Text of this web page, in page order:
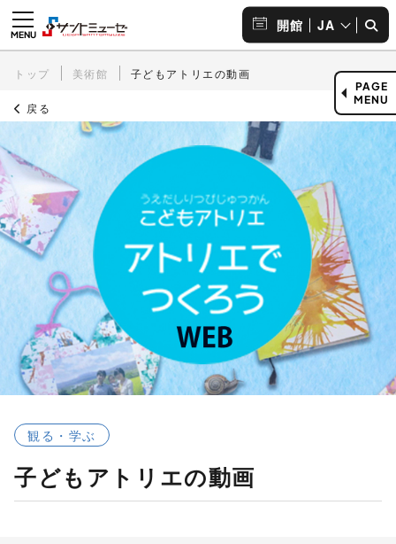
開館 JA
トップ 美術館 子どもアトリエの動画
戻る
観る・学ぶ
子どもアトリエの動画
PAGE
MENU